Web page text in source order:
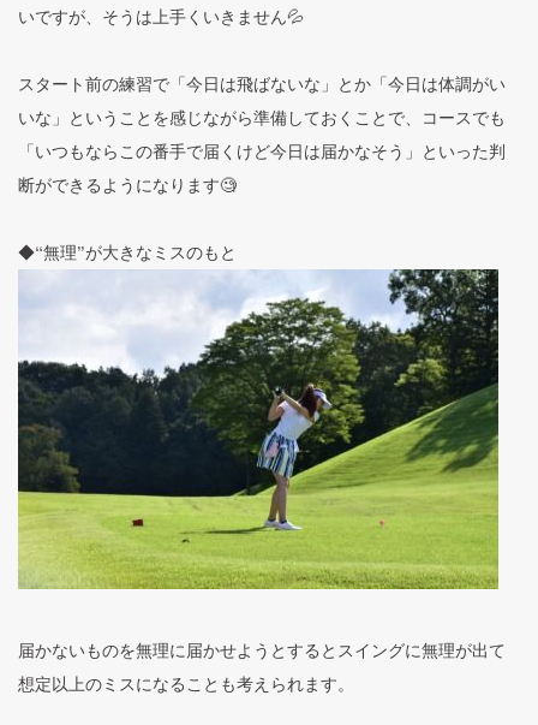
いですが、そうは上手くいきません💦
スタート前の練習で「今日は飛ばないな」とか「今日は体調がい
いな」ということを感じながら準備しておくことで、コースでも
「いつもならこの番手で届くけど今日は届かなそう」といった判
断ができるようになります🧐
◆“無理”が大きなミスのもと
届かないものを無理に届かせようとするとスイングに無理が出て
想定以上のミスになることも考えられます。